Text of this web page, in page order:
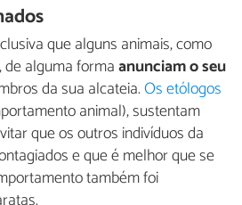
que alguns animais, como
alguma formaanunciam o seu
da sua alcateia.Os etólogos
animal), sustentam
que os outros indivíduos da
e que é melhor que se
também foi